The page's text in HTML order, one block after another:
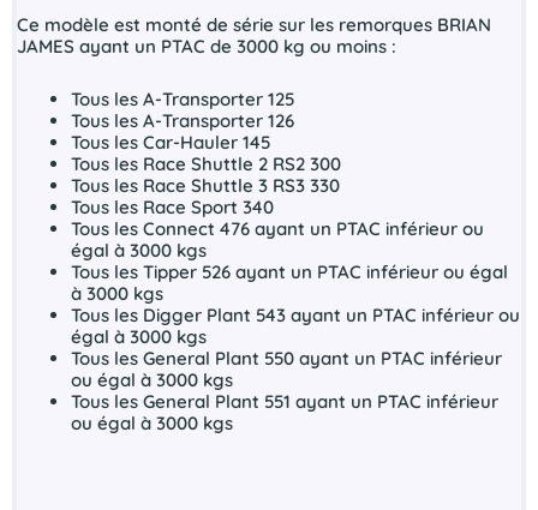
Ce modèle est monté de série sur les remorques BRIAN
JAMES ayant un PTAC de 3000 kg ou moins :
Tous les A-Transporter 125
Tous les A-Transporter 126
Tous les Car-Hauler 145
Tous les Race Shuttle 2 RS2 300
Tous les Race Shuttle 3 RS3 330
Tous les Race Sport 340
Tous les Connect 476 ayant un PTAC inférieur ou
égal à 3000 kgs
Tous les Tipper 526 ayant un PTAC inférieur ou égal
à 3000 kgs
Tous les Digger Plant 543 ayant un PTAC inférieur ou
égal à 3000 kgs
Tous les General Plant 550 ayant un PTAC inférieur
ou égal à 3000 kgs
Tous les General Plant 551 ayant un PTAC inférieur
ou égal à 3000 kgs